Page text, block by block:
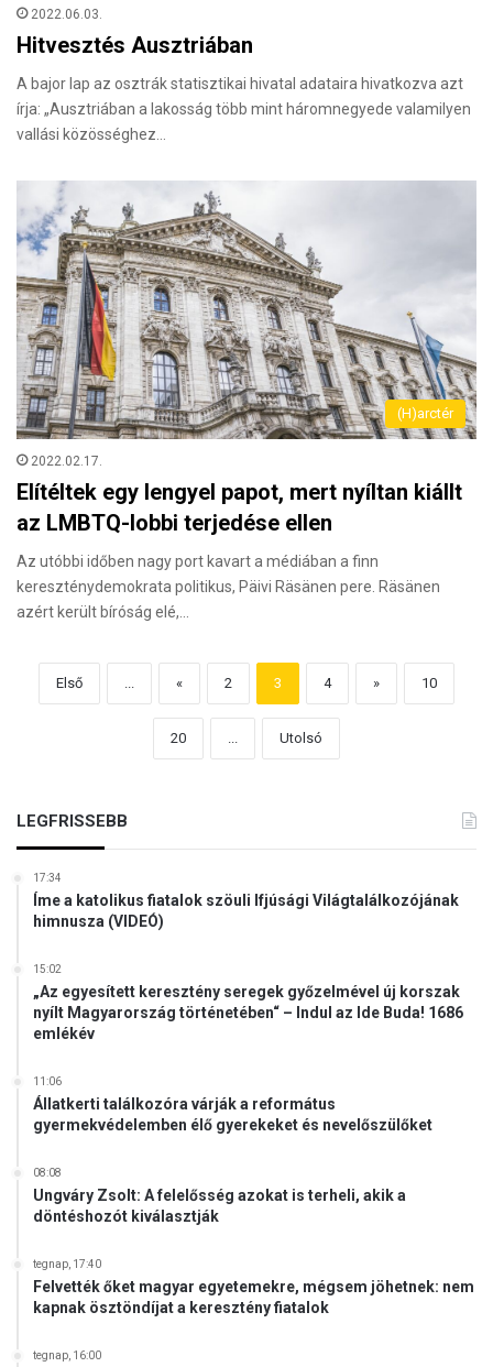
2022.06.03.
Hitvesztés Ausztriában
A bajor lap az osztrák statisztikai hivatal adataira hivatkozva azt
írja: „Ausztriában a lakosság több mint háromnegyede valamilyen
vallási közösséghez…
(H)arctér
2022.02.17.
Elítéltek egy lengyel papot, mert nyíltan kiállt
az LMBTQ-lobbi terjedése ellen
Az utóbbi időben nagy port kavart a médiában a finn
kereszténydemokrata politikus, Päivi Räsänen pere. Räsänen
azért került bíróság elé,…
Első « 2 3 4 » 10
20 Utolsó
LEGFRISSEBB
17:34
Íme a katolikus fiatalok szöuli Ifjúsági Világtalálkozójának
himnusza (VIDEÓ)
15:02
„Az egyesített keresztény seregek győzelmével új korszak
nyílt Magyarország történetében“ – Indul az Ide Buda! 1686
emlékév
11:06
Állatkerti találkozóra várják a református
gyermekvédelemben élő gyerekeket és nevelőszülőket
08:08
Ungváry Zsolt: A felelősség azokat is terheli, akik a
döntéshozót kiválasztják
tegnap, 17:40
Felvették őket magyar egyetemekre, mégsem jöhetnek: nem
kapnak ösztöndíjat a keresztény fiatalok
tegnap, 16:00